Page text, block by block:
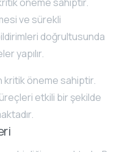
ve sürekli
doğrultusunda
yapılır.
kritik öneme sahiptir.
etkili bir şekilde